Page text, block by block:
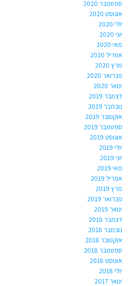
ספטמבר 2020
אוגוסט 2020
יולי 2020
יוני 2020
מאי 2020
אפריל 2020
מרץ 2020
פברואר 2020
ינואר 2020
דצמבר 2019
נובמבר 2019
אוקטובר 2019
ספטמבר 2019
אוגוסט 2019
יולי 2019
יוני 2019
מאי 2019
אפריל 2019
מרץ 2019
פברואר 2019
ינואר 2019
דצמבר 2018
נובמבר 2018
אוקטובר 2018
ספטמבר 2018
אוגוסט 2018
יולי 2018
ינואר 2017